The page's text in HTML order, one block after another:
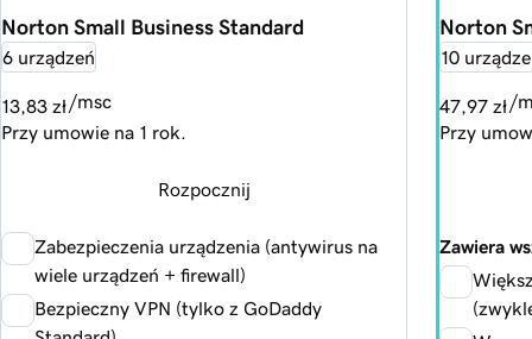
Norton Small Business Standard
6 urządzeń
13,83 zł /msc
Przy umowie na 1 rok.
Rozpocznij
Zabezpieczenia urządzenia (antywirus na
wiele urządzeń + firewall)
Bezpieczny VPN (tylko z GoDaddy
Norton
10
47,97 zł /
Przy
Zawiera